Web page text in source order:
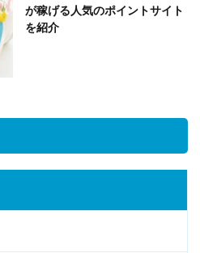
が稼げる人気のポイントサイト
を紹介